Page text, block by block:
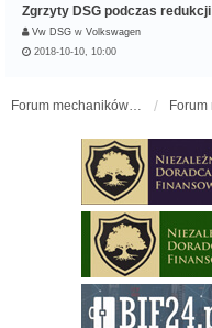
Zgrzyty DSG podczas redukcji
Vw DSG w Volkswagen
2018-10-10, 10:00
Forum mechaników samochodowych - forum-mechaniczne.pl